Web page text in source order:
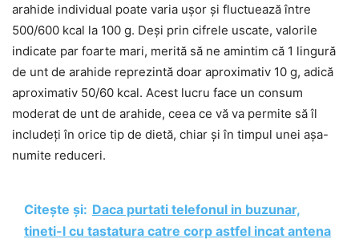
arahide individual poate varia ușor și fluctuează între
500/600 kcal la 100 g. Deși prin cifrele uscate, valorile
indicate par foarte mari, merită să ne amintim că 1 lingură
de unt de arahide reprezintă doar aproximativ 10 g, adică
aproximativ 50/60 kcal. Acest lucru face un consum
moderat de unt de arahide, ceea ce vă va permite să îl
includeți în orice tip de dietă, chiar și în timpul unei așa-
numite reduceri.
Citește și: Daca purtati telefonul in buzunar,
tineti-l cu tastatura catre corp astfel incat antena